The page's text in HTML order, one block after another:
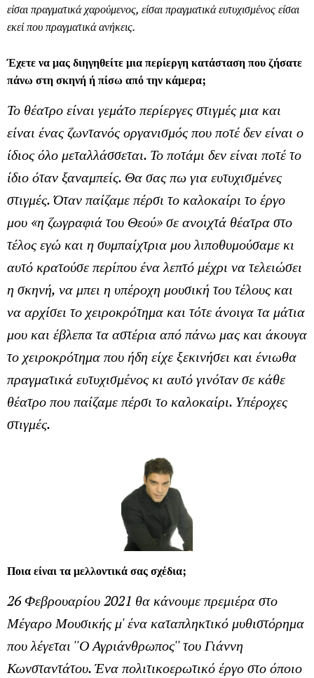
είσαι πραγματικά χαρούμενος, είσαι πραγματικά ευτυχισμένος είσαι
εκεί που πραγματικά ανήκεις.
Έχετε να μας διηγηθείτε μια περίεργη κατάσταση που ζήσατε
πάνω στη σκηνή ή πίσω από την κάμερα;
Το θέατρο είναι γεμάτο περίεργες στιγμές μια και
είναι ένας ζωντανός οργανισμός που ποτέ δεν είναι ο
ίδιος όλο μεταλλάσσεται. Το ποτάμι δεν είναι ποτέ το
ίδιο όταν ξαναμπείς. Θα σας πω για ευτυχισμένες
στιγμές. Όταν παίζαμε πέρσι το καλοκαίρι το έργο
μου «η ζωγραφιά του Θεού» σε ανοιχτά θέατρα στο
τέλος εγώ και η συμπαίχτρια μου λιποθυμούσαμε κι
αυτό κρατούσε περίπου ένα λεπτό μέχρι να τελειώσει
η σκηνή, να μπει η υπέροχη μουσική του τέλους και
να αρχίσει το χειροκρότημα και τότε άνοιγα τα μάτια
μου και έβλεπα τα αστέρια από πάνω μας και άκουγα
το χειροκρότημα που ήδη είχε ξεκινήσει και ένιωθα
πραγματικά ευτυχισμένος κι αυτό γινόταν σε κάθε
θέατρο που παίζαμε πέρσι το καλοκαίρι. Υπέροχες
στιγμές.
Ποια είναι τα μελλοντικά σας σχέδια;
26 Φεβρουαρίου 2021 θα κάνουμε πρεμιέρα στο
Μέγαρο Μουσικής μ' ένα καταπληκτικό μυθιστόρημα
που λέγεται ''Ο Αγριάνθρωπος'' του Γιάννη
Κωνσταντάτου. Ένα πολιτικοερωτικό έργο στο όποιο